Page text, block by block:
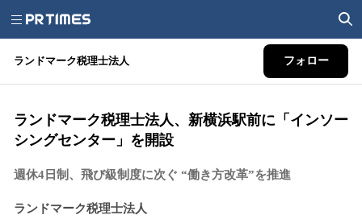
ランドマーク税理士法人 フォロー
ランドマーク税理士法人、新横浜駅前に「インソー
シングセンター」を開設
週休4日制、飛び級制度に次ぐ “働き方改革”を推進
ランドマーク税理士法人